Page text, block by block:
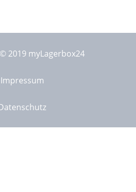
2019 myLagerbox24
Impressum